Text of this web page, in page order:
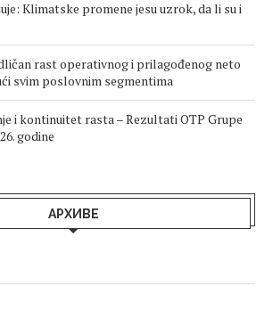
Klimatske promene jesu uzrok, da li su i
rast operativnog i prilagođenog neto
svim poslovnim segmentima
i kontinuitet rasta – Rezultati OTP Grupe
godine
АРХИВЕ